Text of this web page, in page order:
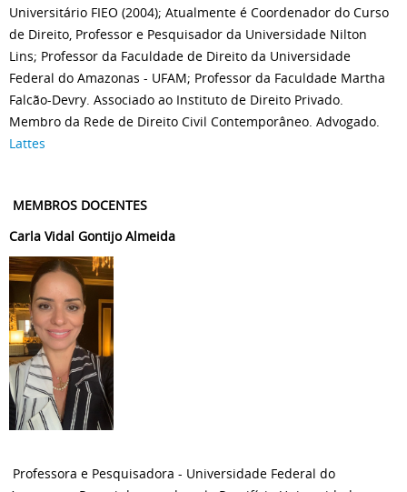
Universitário FIEO (2004); Atualmente é Coordenador do Curso
de Direito, Professor e Pesquisador da Universidade Nilton
Lins; Professor da Faculdade de Direito da Universidade
Federal do Amazonas - UFAM; Professor da Faculdade Martha
Falcão-Devry. Associado ao Instituto de Direito Privado.
Membro da Rede de Direito Civil Contemporâneo. Advogado.
Lattes
MEMBROS DOCENTES
Carla Vidal Gontijo Almeida
Professora e Pesquisadora - Universidade Federal do